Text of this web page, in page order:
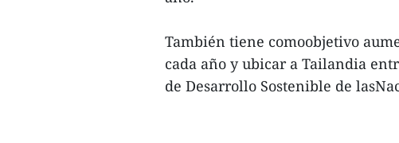
También tiene comoobjetivo
cada año y ubicar a Tailandia
de Desarrollo Sostenible de